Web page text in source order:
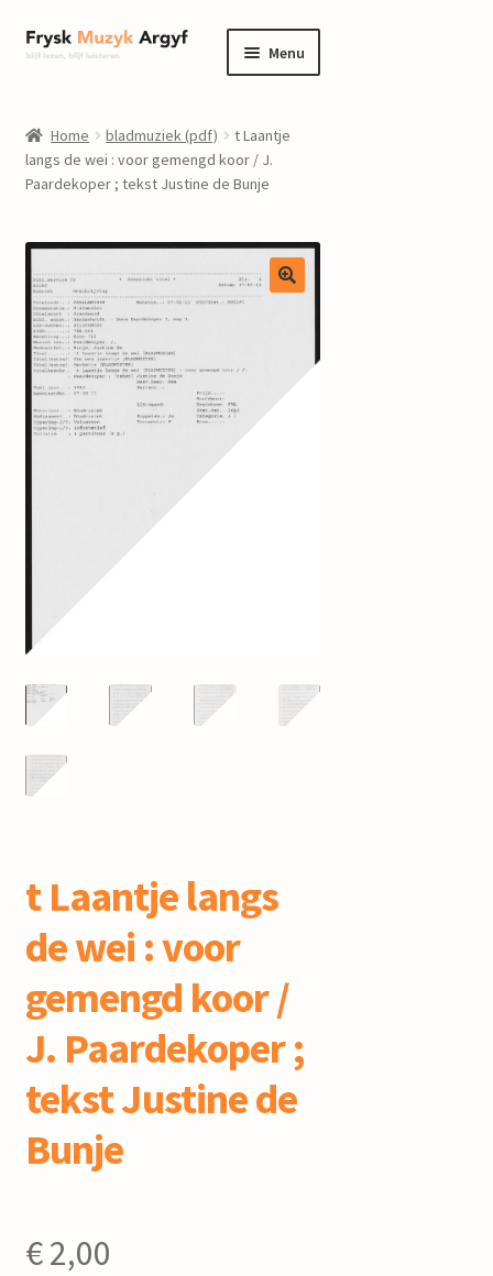
Ga
door
navigatie
Ga
naar
inhoud
Menu
informatie
uitvouwen
Componisten
nieuws
events
Home bladmuziek (pdf)
t Laantje
langs de wei : voor gemengd koor / J.
Paardekoper ; tekst Justine de Bunje
t Laantje langs
de wei : voor
gemengd koor /
J. Paardekoper ;
tekst Justine de
Bunje
€2,00